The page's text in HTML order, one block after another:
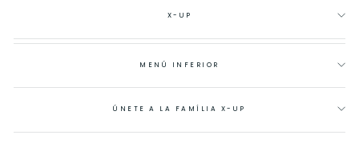
X-UP
MENÚ INFERIOR
ÚNETE A LA FAMÍLIA X-UP